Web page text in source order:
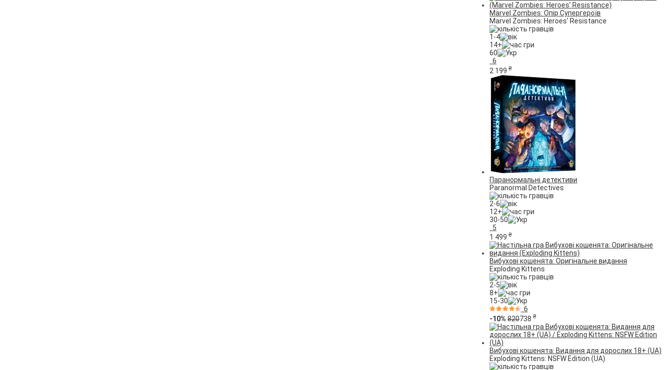
Marvel Zombies: Опір Супергероїв
Marvel Zombies: Heroes' Resistance
1-4
14+
60
6
2 199₴
Паранормальні детективи
Paranormal Detectives
2-6
12+
30-50
5
1 499₴
Вибухові кошенята: Оригінальне видання
Exploding Kittens
2-5
8+
15-30
6
-10% 820738₴
Вибухові кошенята: Видання для дорослих 18+ (UA)
Exploding Kittens: NSFW Edition (UA)